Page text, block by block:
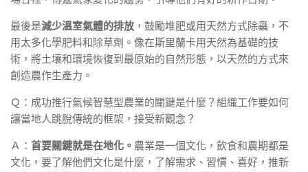
最後是減少溫室氣體的排放 ，鼓勵堆肥或用天然方式除蟲，不
用太多化學肥料和除草劑。像在斯里蘭卡用天然為基礎的技
術，將土壤和環境恢復到最原始的自然形態，以天然的方式來
創造農作生產力。
Ｑ：成功推行氣候智慧型農業的關鍵是什麼？組織工作要如何
讓當地人跳脫傳統的框架，接受新觀念？
Ａ： 首要關鍵就是在地化。 農業是一個文化，飲食和農期都是
文化，要了解他們文化是什麼，了解需求、習慣、喜好，推新